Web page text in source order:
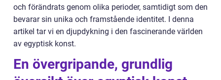
och förändrats genom olika perioder, samtidigt som den
bevarar sin unika och framstående identitet. I denna
artikel tar vi en djupdykning i den fascinerande världen
av egyptisk konst.
En övergripande, grundlig